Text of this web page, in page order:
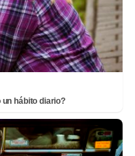
hábito diario?